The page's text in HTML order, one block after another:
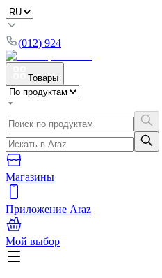
(012) 924
Товары
Магазины
Приложение Araz
Мой выбор